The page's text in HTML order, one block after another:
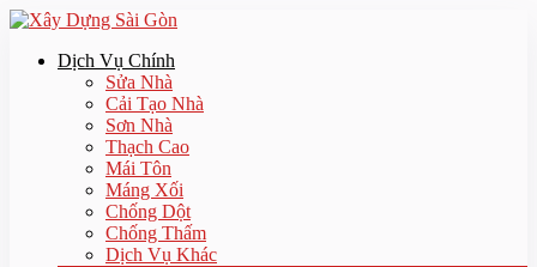
Dịch Vụ Chính
Sửa Nhà
Cải Tạo Nhà
Sơn Nhà
Thạch Cao
Mái Tôn
Máng Xối
Chống Dột
Chống Thấm
Dịch Vụ Khác